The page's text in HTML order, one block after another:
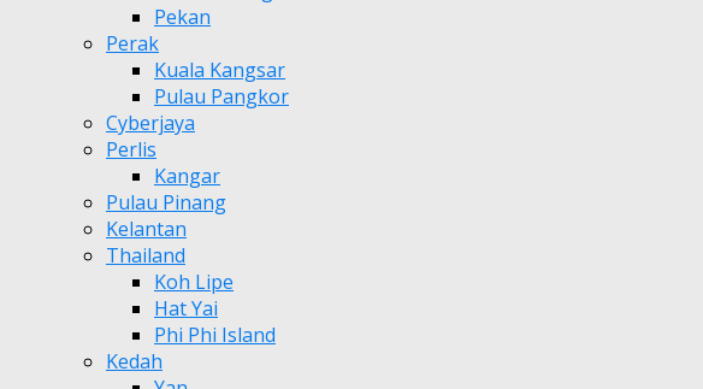
Pekan
Perak
Kuala Kangsar
Pulau Pangkor
Cyberjaya
Perlis
Kangar
Pulau Pinang
Kelantan
Thailand
Koh Lipe
Hat Yai
Phi Phi Island
Kedah